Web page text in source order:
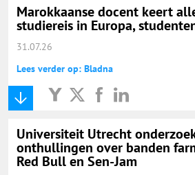
Marokkaanse docent keert
studiereis in Europa,
31.07.26
Lees verder op: Bladna
Universiteit Utrecht
onthullingen over banden
Red Bull en Sen-Jam